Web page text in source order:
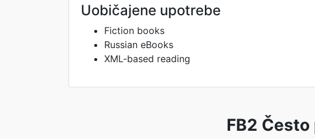
Uobičajene upotrebe
Fiction books
Russian eBooks
XML-based reading
FB2